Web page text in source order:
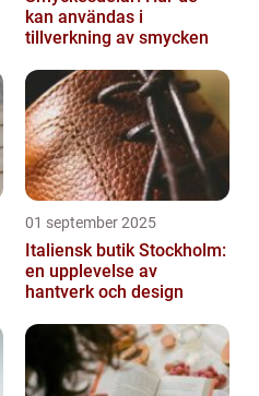
kan användas i
tillverkning av smycken
01 september 2025
Italiensk butik Stockholm:
en upplevelse av
hantverk och design